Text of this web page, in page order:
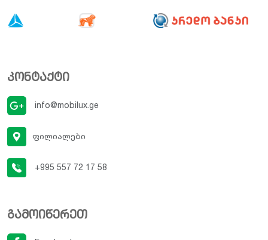
კონტაქტი
info@mobilux.ge
ფილიალები
+995 557 72 17 58
გამოიწერეთ